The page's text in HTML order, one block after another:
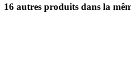
16 autres produits dans la